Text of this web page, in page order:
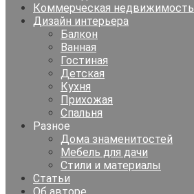
Коммерческая недвижимость
Дизайн интерьера
Балкон
Ванная
Гостиная
Детская
Кухня
Прихожая
Спальня
Разное
Дома знаменитостей
Мебель для дачи
Стили и материалы
Статьи